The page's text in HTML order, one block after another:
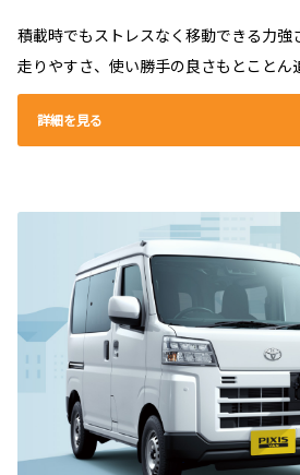
積載時でもストレスなく移動できる力強
走りやすさ、使い勝手の良さもとことん
詳細を見る